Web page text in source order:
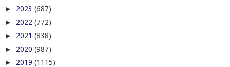
► 2023 (687)
► 2022 (772)
► 2021 (838)
► 2020 (987)
► 2019 (1115)